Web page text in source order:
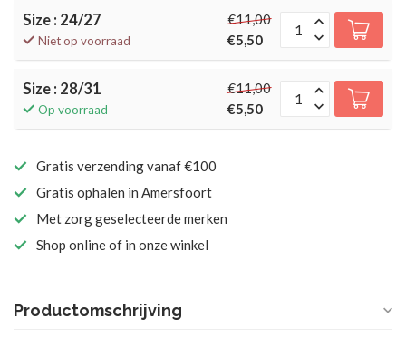
Size : 24/27
Niet op voorraad
€11,00
€5,50
Size : 28/31
Op voorraad
€11,00
€5,50
Gratis verzending vanaf €100
Gratis ophalen in Amersfoort
Met zorg geselecteerde merken
Shop online of in onze winkel
Productomschrijving